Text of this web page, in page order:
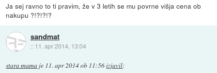
Ja sej ravno to ti pravim, že v 3 letih se mu povrne višja cena ob
nakupu ?!?!?!?
sandmat
:: 11. apr 2014, 13:04
stara mama je 11. apr 2014 ob 11:56izjavil: